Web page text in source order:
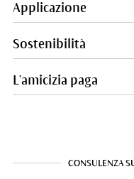
Applicazione
Sostenibilità
L'amicizia paga
CONSULENZA